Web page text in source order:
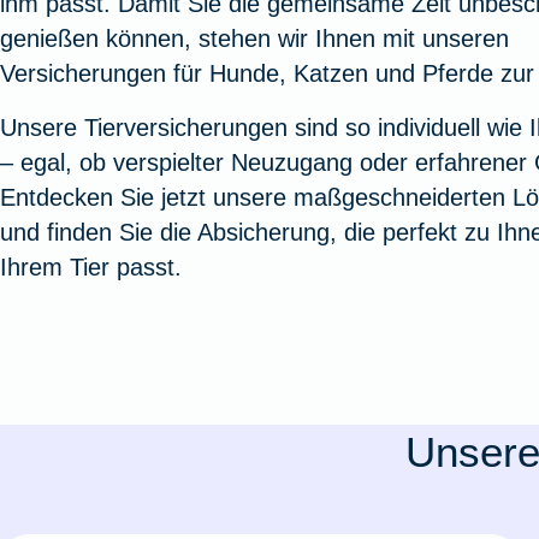
Oldtimerversicherung
Zur Produktübersicht
Rundum-
Zur
Jagd- und
Jäger-
Zur
Augenzusatzversicherung
Zur Produktübersicht
Zur
Zur
Vermögensschadenversicherung
Cyber-Versicherung
Zur Produktübersicht Zur
Zur Serviceübersicht
genießen können, stehen wir Ihnen mit unseren
Versicherungen für Hunde, Katzen und Pferde zur
Unsere Tierversicherungen sind so individuell wie
– egal, ob verspielter Neuzugang oder erfahrener
Entdecken Sie jetzt unsere maßgeschneiderten
und finden Sie die Absicherung, die perfekt zu
Ihrem Tier passt.